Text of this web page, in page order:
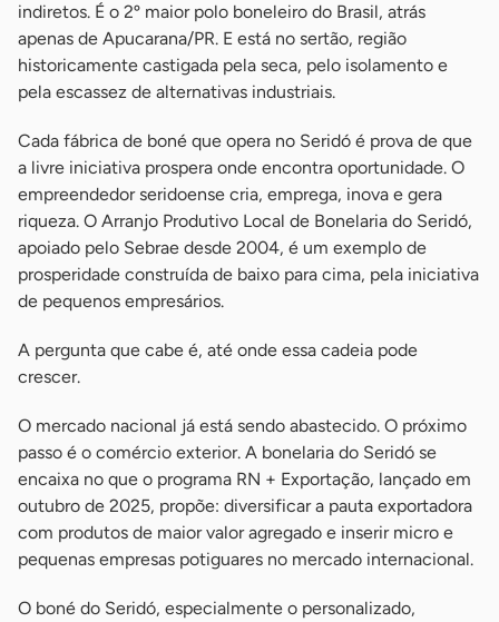
indiretos. É o 2º maior polo boneleiro do Brasil, atrás
apenas de Apucarana/PR. E está no sertão, região
historicamente castigada pela seca, pelo isolamento e
pela escassez de alternativas industriais.
Cada fábrica de boné que opera no Seridó é prova de que
a livre iniciativa prospera onde encontra oportunidade. O
empreendedor seridoense cria, emprega, inova e gera
riqueza. O Arranjo Produtivo Local de Bonelaria do Seridó,
apoiado pelo Sebrae desde 2004, é um exemplo de
prosperidade construída de baixo para cima, pela iniciativa
de pequenos empresários.
A pergunta que cabe é, até onde essa cadeia pode
crescer.
O mercado nacional já está sendo abastecido. O próximo
passo é o comércio exterior. A bonelaria do Seridó se
encaixa no que o programa RN + Exportação, lançado em
outubro de 2025, propõe: diversificar a pauta exportadora
com produtos de maior valor agregado e inserir micro e
pequenas empresas potiguares no mercado internacional.
O boné do Seridó, especialmente o personalizado,